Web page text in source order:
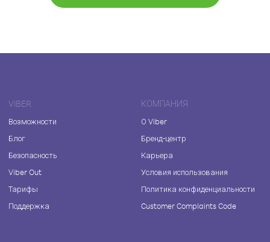
VIBER
Возможности
Блог
Безопасность
Viber Out
Тарифы
Поддержка
КОМПАНИЯ
О Viber
Бренд-центр
Карьера
Условия использования
Политика конфиденциальности
Customer Complaints Code